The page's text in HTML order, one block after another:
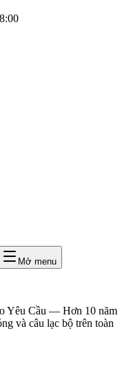
Mở menu
Yêu Cầu — Hơn 10 năm
và câu lạc bộ trên toàn